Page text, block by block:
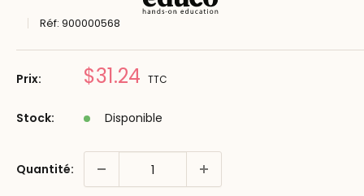
Réf: 900000568
Prix: Prix
$31.24 TTC
Stock: Disponible
Quantité: